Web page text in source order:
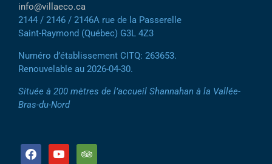
info@villaeco.ca
2144 / 2146 / 2146A rue de la Passerelle
Saint-Raymond (Québec) G3L 4Z3
Numéro d’établissement CITQ: 263653.
Renouvelable au 2026-04-30.
Située à 200 mètres de l’accueil Shannahan à la Vallée-
Bras-du-Nord
facebookyoutube tripadvisor